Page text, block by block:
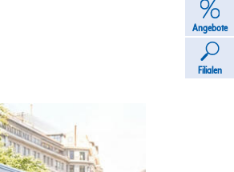
Angebote
Filialen